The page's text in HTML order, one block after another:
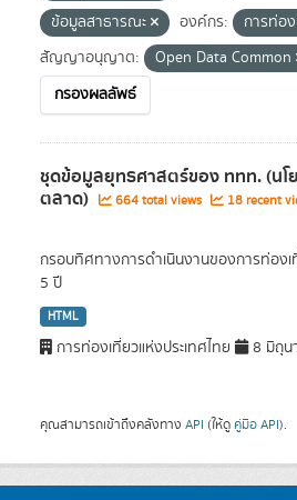
ข้อมูลสาธารณะ
องค์กร:
การท่อง
สัญญาอนุญาต:
Open Data Common
กรองผลลัพธ์
ชุดข้อมูลยุทธศาสตร์ของ ททท. (นโ
ตลาด) 664 total views 18 recent
กรอบทิศทางการดำเนินงานของการท่องเที่
5 ปี
HTML
การท่องเที่ยวแห่งประเทศไทย 8 มิถุน
คุณสามารถเข้าถึงคลังทาง API (ให้ดู คู่มือ API).